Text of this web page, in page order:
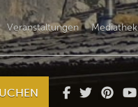
Veranstaltungen Mediathek